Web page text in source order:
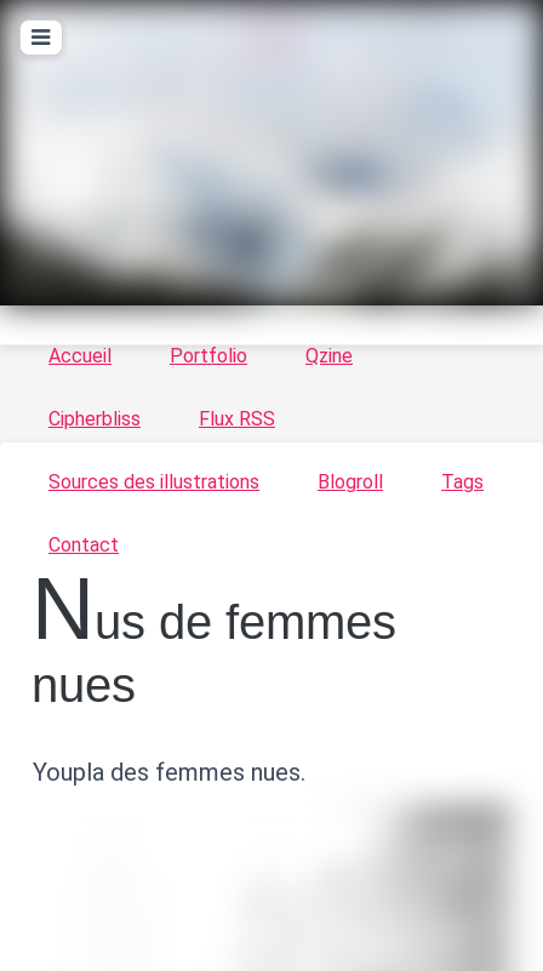
Le vortex à chats - Illustrations, trucs en tout
genre par Tykayn
Accueil Portfolio Qzine
Cipherbliss Flux RSS
Sources des illustrations Blogroll Tags
Contact
Nus de femmes
nues
Youpla des femmes nues.